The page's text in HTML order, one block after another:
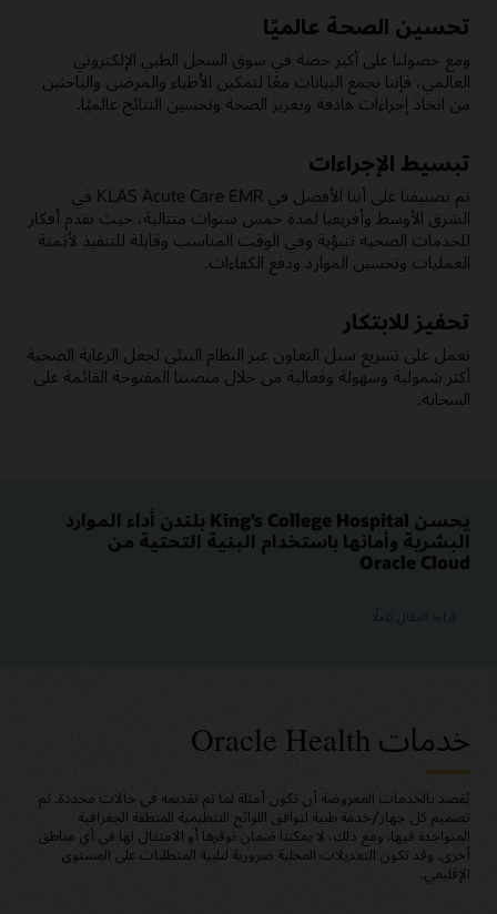
تحسين الصحة عالميًا
ومع حصولنا على أكبر حصة في سوق السجل الطبي الإلكتروني
العالمي، فإننا نجمع البيانات معًا لتمكين الأطباء والمرضى والباحثين
من اتخاذ إجراءات هادفة وتعزيز الصحة وتحسين النتائج عالميًا.
تبسيط الإجراءات
تم تصنيفنا على أننا الأفضل في KLAS Acute Care EMR في
الشرق الأوسط وأفريقيا لمدة خمس سنوات متتالية، حيث نقدم أفكار
للخدمات الصحية تنبؤية وفي الوقت المناسب وقابلة للتنفيذ لأتمتة
العمليات وتحسين الموارد ودفع الكفاءات.
تحفيز للابتكار
نعمل على تسريع سبل التعاون عبر النظام البيئي لجعل الرعاية الصحية
أكثر شمولية وسهولة وفعالية من خلال منصتنا المفتوحة القائمة على
السحابة.
يحسن King’s College Hospital بلندن أداء الموارد
البشرية وأمانها باستخدام البنية التحتية من
Oracle Cloud
قراءة المقال كاملًا
خدمات Oracle Health
يُقصد بالخدمات المعروضة أن تكون أمثلة لما تم تقديمه في حالات محددة. تم
تصميم كل جهاز/خدمة طبية لتوافق اللوائح النتظيمية للمنطقة الجغرافية
المتواجدة فيها. ومع ذلك، لا يمكننا ضمان توفرها أو الامتثال لها في أي مناطق
أخرى. وقد تكون التعديلات المحلية ضرورية لتلبية المتطلبات على المستوى
الإقليمي.